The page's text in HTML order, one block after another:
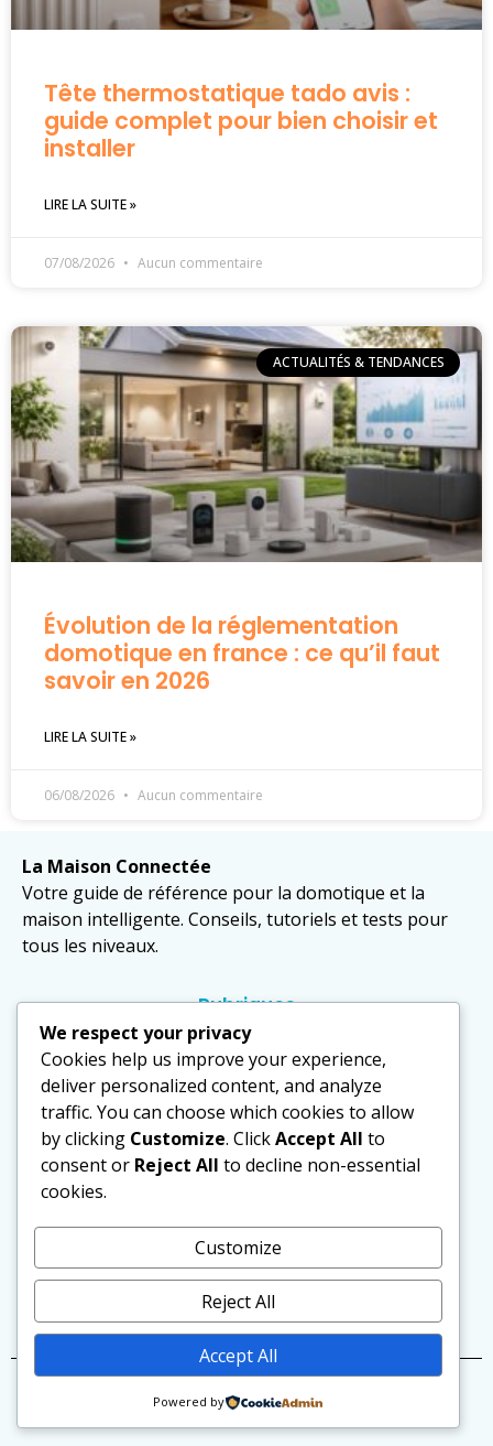
Tête thermostatique tado avis :
guide complet pour bien choisir et
installer
LIRE LA SUITE »
07/08/2026 Aucun commentaire
ACTUALITÉS & TENDANCES
Évolution de la réglementation
domotique en france : ce qu’il faut
savoir en 2026
LIRE LA SUITE »
06/08/2026 Aucun commentaire
La Maison Connectée
Votre guide de référence pour la domotique et la
maison intelligente. Conseils, tutoriels et tests pour
tous les niveaux.
Rubriques
Domotique
Équipements
Sécurité
Actualités
Mentions légales
Politique de confidentialité
Contact
© 2025 La Maison Connectée. Tous droits réservés.
We respect your privacy
Cookies help us improve your experience,
deliver personalized content, and analyze
traffic. You can choose which cookies to allow
by clicking Customize. ClickAccept All to
consent or Reject All to decline non-essential
cookies.
Customize
Reject All
Accept All
Powered by